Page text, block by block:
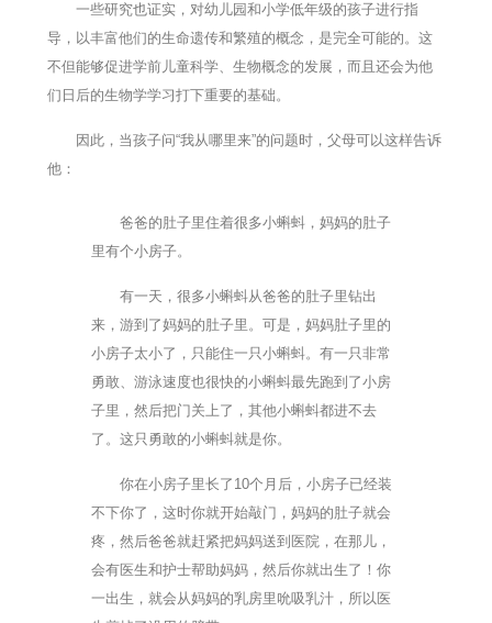
一些研究也证实，对幼儿园和小学低年级的孩子进行指
导，以丰富他们的生命遗传和繁殖的概念，是完全可能的。这
不但能够促进学前儿童科学、生物概念的发展，而且还会为他
们日后的生物学学习打下重要的基础。
因此，当孩子问“我从哪里来”的问题时，父母可以这样告诉
他：
爸爸的肚子里住着很多小蝌蚪，妈妈的肚子
里有个小房子。
有一天，很多小蝌蚪从爸爸的肚子里钻出
来，游到了妈妈的肚子里。可是，妈妈肚子里的
小房子太小了，只能住一只小蝌蚪。有一只非常
勇敢、游泳速度也很快的小蝌蚪最先跑到了小房
子里，然后把门关上了，其他小蝌蚪都进不去
了。这只勇敢的小蝌蚪就是你。
你在小房子里长了10个月后，小房子已经装
不下你了，这时你就开始敲门，妈妈的肚子就会
疼，然后爸爸就赶紧把妈妈送到医院，在那儿，
会有医生和护士帮助妈妈，然后你就出生了！你
一出生，就会从妈妈的乳房里吮吸乳汁，所以医